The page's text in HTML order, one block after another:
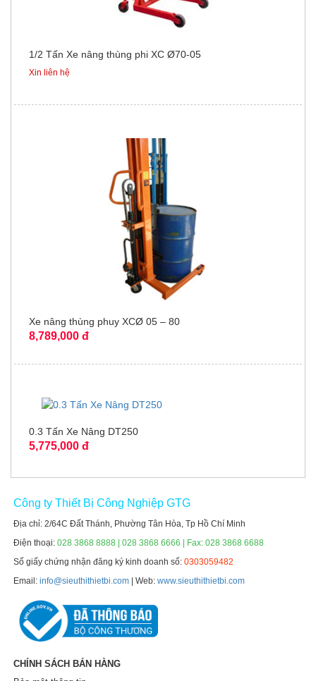
1/2 Tấn Xe nâng thùng phi XC Ø70-05
Xin liên hệ
Xe nâng thùng phuy XCØ 05 – 80
8,789,000 đ
0.3 Tấn Xe Nâng DT250
5,775,000 đ
Công ty Thiết Bị Công Nghiệp GTG
Địa chỉ: 2/64C Đất Thánh, Phường Tân Hòa, Tp Hồ Chí Minh
Điện thoại:028 3868 8888 | 028 3868 6666 | Fax: 028 3868 6688
Số giấy chứng nhận đăng ký kinh doanh số:0303059482
Email:info@sieuthithietbi.com | Web:www.sieuthithietbi.com
CHÍNH SÁCH BÁN HÀNG